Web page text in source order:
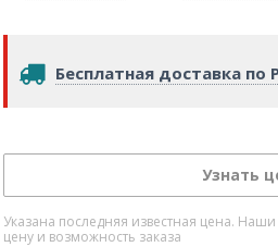
Бесплатная доставка
Узнать
Указана последняя известная цена.
цену и возможность заказа